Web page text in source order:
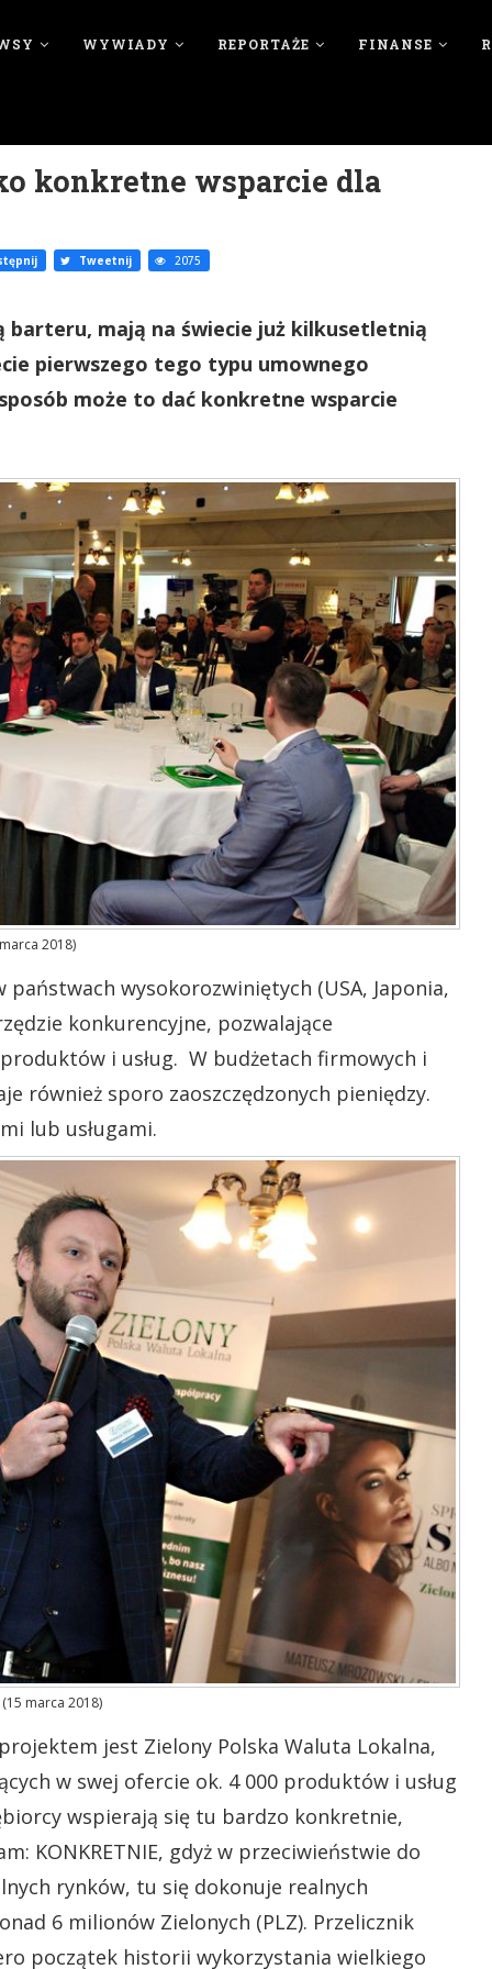
WYWIADY REPORTAŻE FINANSE
konkretne wsparcie dla
Tweetnij 2075
mają na świecie już kilkusetletnią
pierwszego tego typu umownego
może to dać konkretne wsparcie
2018)
wysokorozwiniętych (USA, Japonia,
konkurencyjne, pozwalające
i usług. W budżetach firmowych i
również sporo zaoszczędzonych pieniędzy.
lub usługami.
marca 2018)
jest Zielony Polska Waluta Lokalna,
w swej ofercie ok. 4 000 produktów i usług
wspierają się tu bardzo konkretnie,
KONKRETNIE, gdyż w przeciwieństwie do
rynków, tu się dokonuje realnych
6 milionów Zielonych (PLZ). Przelicznik
początek historii wykorzystania wielkiego